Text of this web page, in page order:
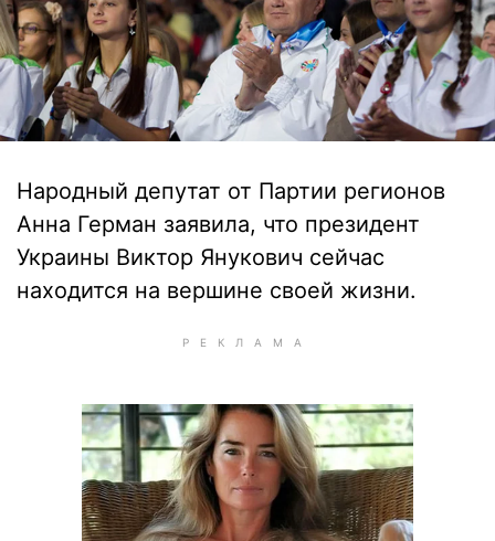
Народный депутат от Партии регионов
Анна Герман заявила, что президент
Украины Виктор Янукович сейчас
находится на вершине своей жизни.